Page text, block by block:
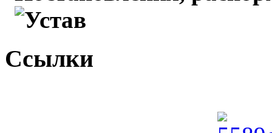
Устав
Ссылки